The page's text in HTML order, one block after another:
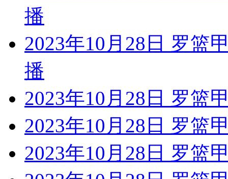
播
2023年10月28日 罗篮
播
2023年10月28日 罗篮
2023年10月28日 罗篮
2023年10月28日 罗篮